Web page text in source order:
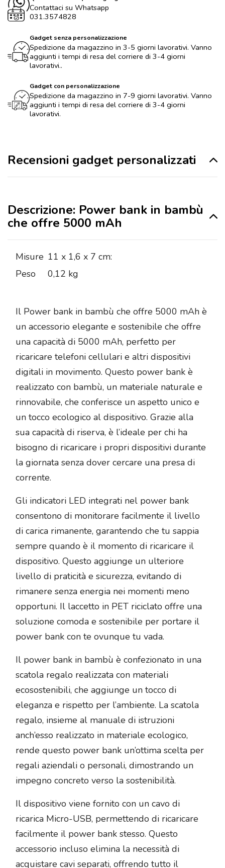
Contattaci su Whatsapp
031.3574828
Gadget senza personalizzazione
Spedizione da magazzino in 3-5 giorni lavorativi. Vanno
aggiunti i tempi di resa del corriere di 3-4 giorni
lavorativi..
Gadget con personalizzazione
Spedizione da magazzino in 7-9 giorni lavorativi. Vanno
aggiunti i tempi di resa del corriere di 3-4 giorni
lavorativi.
Recensioni gadget personalizzati
Descrizione: Power bank in bambù
che offre 5000 mAh
Misure 11 x 1,6 x 7 cm:
Peso
0,12 kg
Il Power bank in bambù che offre 5000 mAh è
un accessorio elegante e sostenibile che offre
una capacità di 5000 mAh, perfetto per
ricaricare telefoni cellulari e altri dispositivi
digitali in movimento. Questo power bank è
realizzato con bambù, un materiale naturale e
rinnovabile, che conferisce un aspetto unico e
un tocco ecologico al dispositivo. Grazie alla
sua capacità di riserva, è l’ideale per chi ha
bisogno di ricaricare i propri dispositivi durante
la giornata senza dover cercare una presa di
corrente.
Gli indicatori LED integrati nel power bank
consentono di monitorare facilmente il livello
di carica rimanente, garantendo che tu sappia
sempre quando è il momento di ricaricare il
dispositivo. Questo aggiunge un ulteriore
livello di praticità e sicurezza, evitando di
rimanere senza energia nei momenti meno
opportuni. Il laccetto in PET riciclato offre una
soluzione comoda e sostenibile per portare il
power bank con te ovunque tu vada.
Il power bank in bambù è confezionato in una
scatola regalo realizzata con materiali
ecosostenibili, che aggiunge un tocco di
eleganza e rispetto per l’ambiente. La scatola
regalo, insieme al manuale di istruzioni
anch’esso realizzato in materiale ecologico,
rende questo power bank un’ottima scelta per
regali aziendali o personali, dimostrando un
impegno concreto verso la sostenibilità.
Il dispositivo viene fornito con un cavo di
ricarica Micro-USB, permettendo di ricaricare
facilmente il power bank stesso. Questo
accessorio incluso elimina la necessità di
acquistare cavi separati, offrendo tutto il